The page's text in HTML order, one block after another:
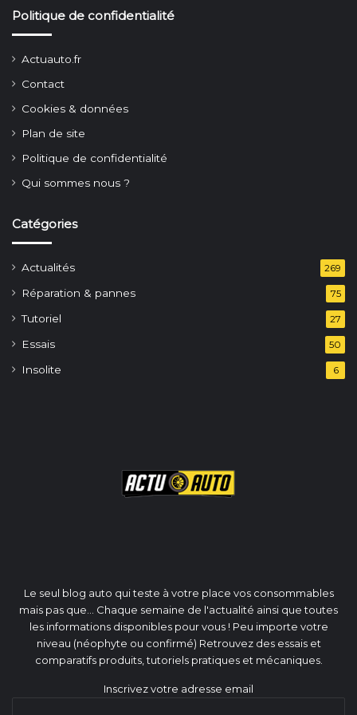
Politique de confidentialité
Actuauto.fr
Contact
Cookies & données
Plan de site
Politique de confidentialité
Qui sommes nous ?
Catégories
Actualités 269
Réparation & pannes 75
Tutoriel 27
Essais 50
Insolite 6
Le seul blog auto qui teste à votre place vos consommables
mais pas que... Chaque semaine de l'actualité ainsi que toutes
les informations disponibles pour vous ! Peu importe votre
niveau (néophyte ou confirmé) Retrouvez des essais et
comparatifs produits, tutoriels pratiques et mécaniques.
Inscrivez votre adresse email